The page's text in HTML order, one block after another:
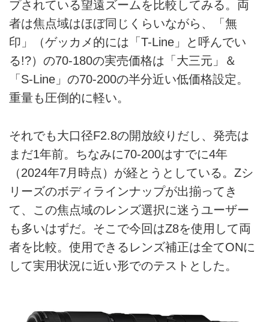
プされている望遠ズームを比較してみる。両
者は焦点域はほぼ同じくらいながら、「無
印」（ゲッカメ的には「T-Line」と呼んでい
る!?）の70-180の実売価格は「大三元」＆
「S-Line」の70-200の半分近い低価格設定。
重量も圧倒的に軽い。
それでも大口径F2.8の開放絞りだし、発売は
まだ1年前。ちなみに70-200はすでに4年
（2024年7月時点）が経とうとしている。Zシ
リーズのボディラインナップが出揃ってき
て、この焦点域のレンズ選択に迷うユーザー
も多いはずだ。そこで今回はZ8を使用して両
者を比較。使用できるレンズ補正は全てONに
して実用状況に近い形でのテストとした。